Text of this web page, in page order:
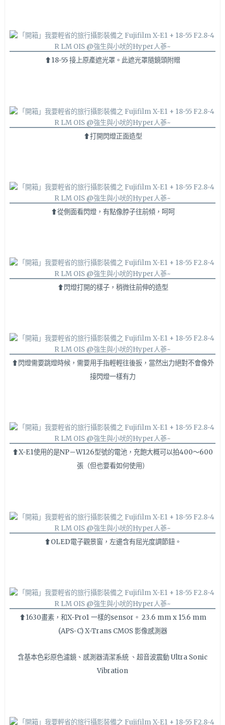
⬆18-55 接上原產遮光罩。此遮光罩隨鏡頭附贈
⬆打開閃燈正面造型
⬆從側面看閃燈，有點像脖子往前傾，呵呵
⬆閃燈打開的樣子，稍微往前伸的造型
⬆閃燈需要跳燈時候，需要用手指輕輕往後扳，當然出力絕對不會像外
接閃燈一樣有力
⬆X-E1使用的是NP－W126型號的電池，充飽大概可以拍400～600
張（但也要看如何使用）
⬆OLED電子觀景窗，左邊含有屈光度調節鈕。
⬆1630畫素，和X-Pro1 一樣的sensor。 23.6 mm x 15.6 mm
(APS-C) X-Trans CMOS 影像感測器
含基本色彩原色濾鏡、感測器清潔系統 、超音波震動 Ultra Sonic
Vibration